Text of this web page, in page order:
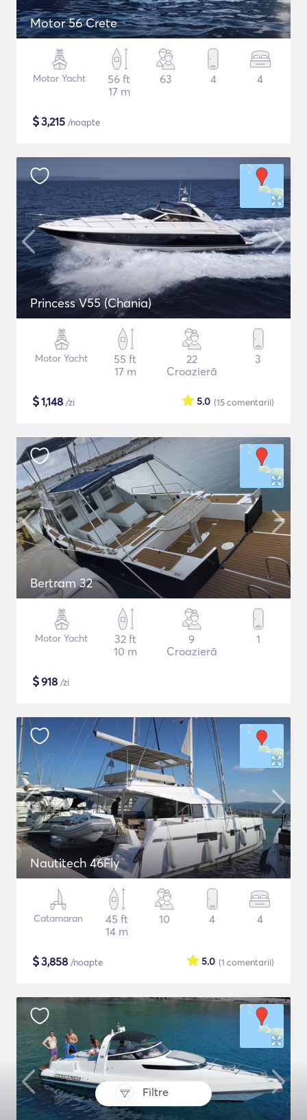
Filtre
Motor 56 Crete
Motor Yacht
56 ft
17 m
63 4 4
$3,215 /noapte
Princess V55 (Chania)
Motor Yacht
55 ft
17 m
22
Croazieră
3
$1,148 /zi (15comentarii)
5.0
Bertram 32
Motor Yacht
32 ft
10 m
9
Croazieră
1
$918 /zi
Nautitech 46Fly
Catamaran
45 ft
14 m
10 4 4
$3,858 /noapte (1 comentarii)
5.0